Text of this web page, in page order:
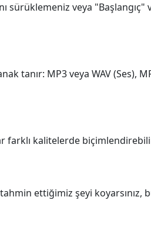
sürüklemeniz veya "Başlangıç"
tanır: MP3 veya WAV (Ses),
farklı kalitelerde
ettiğimiz şeyi koyarsınız,